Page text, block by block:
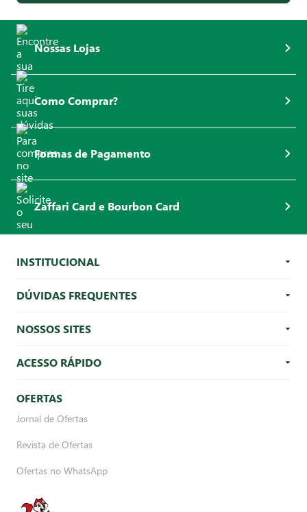
Nossas Lojas
Como Comprar?
Formas de Pagamento
Zaffari Card e Bourbon Card
INSTITUCIONAL
DÚVIDAS FREQUENTES
NOSSOS SITES
ACESSO RÁPIDO
OFERTAS
Jornal de Ofertas
Revista de Ofertas
Ofertas no WhatsApp